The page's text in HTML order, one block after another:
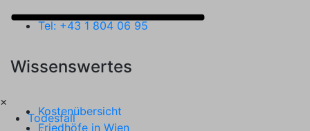
×
Todesfall
Tel: +43 1 804 06 95
Wissenswertes
Kostenübersicht
Friedhöfe in Wien